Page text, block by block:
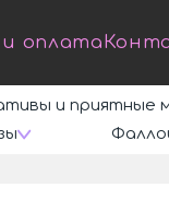
оплата
и приятные